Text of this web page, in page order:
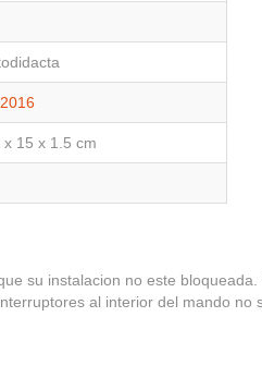
x 15 x 1.5 cm
su instalacion no este bloqueada.
al interior del mando no